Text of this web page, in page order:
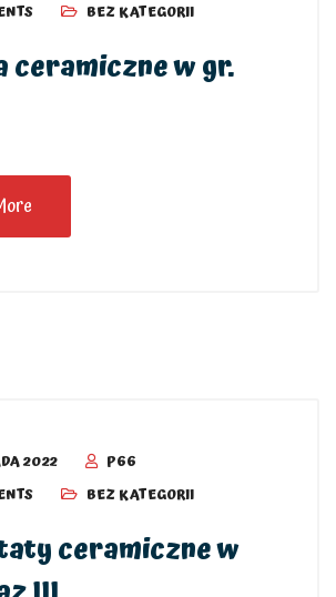
BEZ KATEGORII
ceramiczne w gr.
2022
P66
BEZ KATEGORII
ceramiczne w